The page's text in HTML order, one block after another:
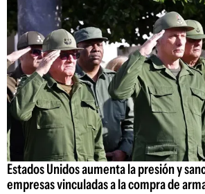
Estados Unidos aumenta la presión y
empresas vinculadas a la compra de